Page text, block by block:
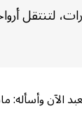
لتنتقل
الآن